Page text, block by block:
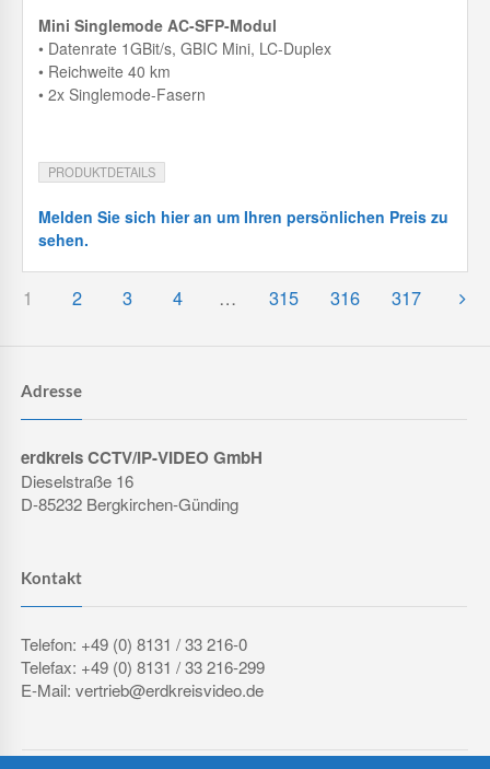
Mini Singlemode AC-SFP-Modul
• Datenrate 1GBit/s, GBIC Mini, LC-Duplex
• Reichweite 40 km
• 2x Singlemode-Fasern
PRODUKTDETAILS
Melden Sie sich hier an um Ihren persönlichen Preis zu
sehen.
1 2 3 4 … 315 316 317
Adresse
erdkreis CCTV/IP-VIDEO GmbH
Dieselstraße 16
D-85232 Bergkirchen-Günding
Kontakt
Telefon: +49 (0) 8131 / 33 216-0
Telefax: +49 (0) 8131 / 33 216-299
E-Mail: vertrieb@erdkreisvideo.de